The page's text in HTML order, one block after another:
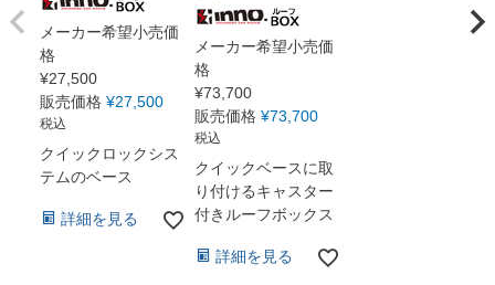
メーカー希望小売価
格
¥27,500
販売価格 ¥27,500
税込
クイックロックシス
テムのベース
詳細を見る
メーカー希望小売価
格
¥73,700
販売価格 ¥73,700
税込
クイックベースに取
り付けるキャスター
付きルーフボックス
詳細を見る